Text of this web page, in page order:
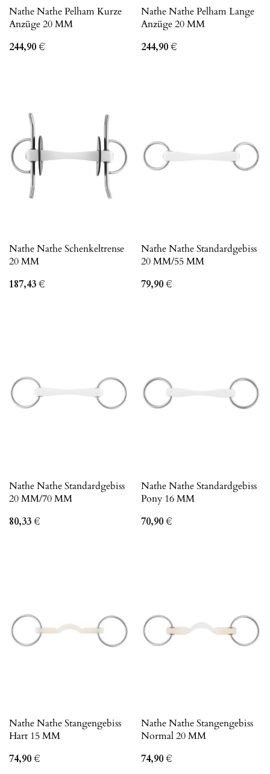
Nathe Nathe Pelham Kurze
Anzüge 20 MM
244,90€
Nathe Nathe Pelham Lange
Anzüge 20 MM
244,90€
Nathe Nathe Schenkeltrense
20 MM
187,43€
Nathe Nathe Standardgebiss
20 MM/55 MM
79,90€
Nathe Nathe Standardgebiss
20 MM/70 MM
80,33€
Nathe Nathe Standardgebiss
Pony 16 MM
70,90€
Nathe Nathe Stangengebiss
Hart 15 MM
74,90€
Nathe Nathe Stangengebiss
Normal 20 MM
74,90€